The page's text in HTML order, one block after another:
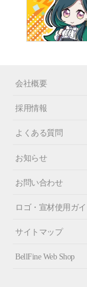
会社概要
採用情報
よくある質問
お知らせ
お問い合わせ
ロゴ・宣材使用ガ
サイトマップ
BellFine Web Shop